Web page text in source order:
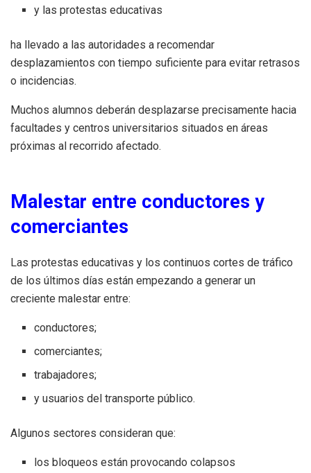
y las protestas educativas
ha llevado a las autoridades a recomendar
desplazamientos con tiempo suficiente para evitar retrasos
o incidencias.
Muchos alumnos deberán desplazarse precisamente hacia
facultades y centros universitarios situados en áreas
próximas al recorrido afectado.
Malestar entre conductores y
comerciantes
Las protestas educativas y los continuos cortes de tráfico
de los últimos días están empezando a generar un
creciente malestar entre:
conductores;
comerciantes;
trabajadores;
y usuarios del transporte público.
Algunos sectores consideran que:
los bloqueos están provocando colapsos